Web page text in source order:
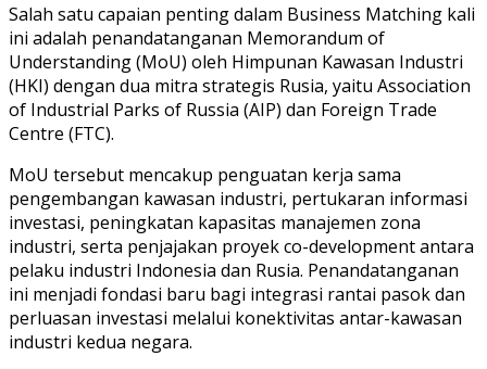
Salah satu capaian penting dalam Business Matching kali
ini adalah penandatanganan Memorandum of
Understanding (MoU) oleh Himpunan Kawasan Industri
(HKI) dengan dua mitra strategis Rusia, yaitu Association
of Industrial Parks of Russia (AIP) dan Foreign Trade
Centre (FTC).
MoU tersebut mencakup penguatan kerja sama
pengembangan kawasan industri, pertukaran informasi
investasi, peningkatan kapasitas manajemen zona
industri, serta penjajakan proyek co-development antara
pelaku industri Indonesia dan Rusia. Penandatanganan
ini menjadi fondasi baru bagi integrasi rantai pasok dan
perluasan investasi melalui konektivitas antar-kawasan
industri kedua negara.